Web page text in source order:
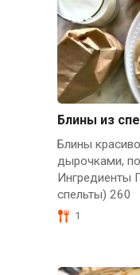
Блины из
Блины
дырочками,
Ингредиенты
спельты) 260
1